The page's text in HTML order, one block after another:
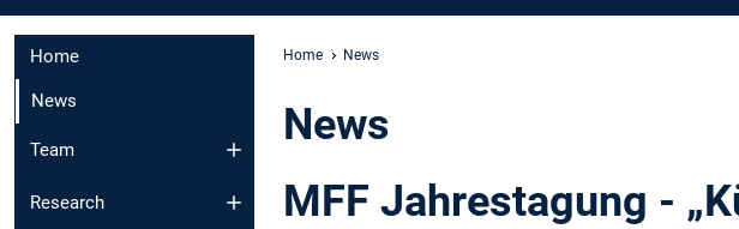
Home
News
Team
Research
Home News
News
MFF Jahrestagung -